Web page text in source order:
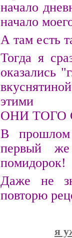
начало
начало
А там есть
Тогда я
оказались
этими
ОНИ ТОГО
В прошлом
первый
помидорок!
Даже не
повторю
я